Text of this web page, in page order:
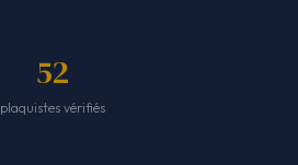
52
plaquistes vérifiés